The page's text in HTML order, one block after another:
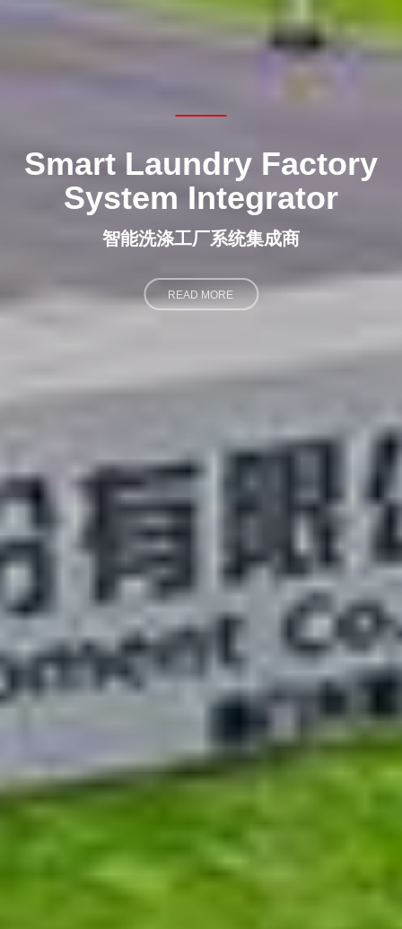
Smart Laundry Factory
System Integrator
智能洗涤工厂系统集成商
READ MORE